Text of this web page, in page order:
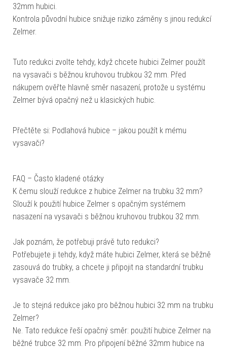
32mm hubici.
Kontrola původní hubice snižuje riziko záměny s jinou redukcí
Zelmer.
Tuto redukci zvolte tehdy, když chcete hubici Zelmer použít
na vysavači s běžnou kruhovou trubkou 32 mm. Před
nákupem ověřte hlavně směr nasazení, protože u systému
Zelmer bývá opačný než u klasických hubic.
Přečtěte si: Podlahová hubice – jakou použít k mému
vysavači?
FAQ – Často kladené otázky
K čemu slouží redukce z hubice Zelmer na trubku 32 mm?
Slouží k použití hubice Zelmer s opačným systémem
nasazení na vysavači s běžnou kruhovou trubkou 32 mm.
Jak poznám, že potřebuji právě tuto redukci?
Potřebujete ji tehdy, když máte hubici Zelmer, která se běžně
zasouvá do trubky, a chcete ji připojit na standardní trubku
vysavače 32 mm.
Je to stejná redukce jako pro běžnou hubici 32 mm na trubku
Zelmer?
Ne. Tato redukce řeší opačný směr: použití hubice Zelmer na
běžné trubce 32 mm. Pro připojení běžné 32mm hubice na